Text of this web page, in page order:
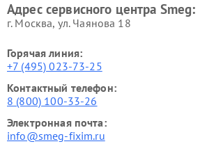
Адрес сервисного центра Smeg:
г. Москва, ул. Чаянова 18
Горячая линия:
+7 (495) 023-73-25
Контактный телефон:
8 (800) 100-33-26
Электронная почта:
info@smeg-fixim.ru